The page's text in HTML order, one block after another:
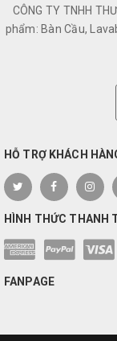
CÔNG TY TNHH
phẩm: Bàn Cầu,
HỖ TRỢ KHÁCH
HÌNH THỨC THANH
FANPAGE